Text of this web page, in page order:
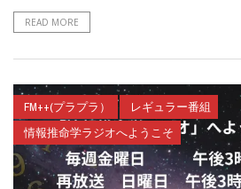
READ MORE
FM++(プラプラ）
レギュラー番組
情報推命学ラジオへようこそ